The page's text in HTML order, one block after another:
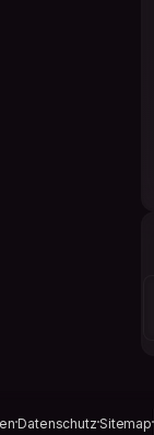
DatenschutzSitemap